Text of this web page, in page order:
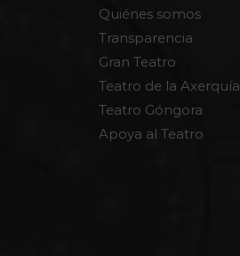
Quiénes somos
Transparencia
Gran Teatro
Teatro de la Axerquía
Teatro Góngora
Apoya al Teatro